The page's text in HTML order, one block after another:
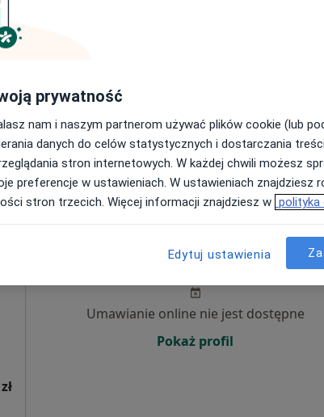
w obszarach bliskich Twojemu wyszukiwaniu.
7 Sie 8 Sie
Ndz,
9 Sie
Umawianie online nie jest dostępne
Pokaż profil
prywatność
nam i naszym partnerom używać plików cookie (lub
danych do celów statystycznych i dostarczania
stron internetowych. W każdej chwili możesz
preferencje w ustawieniach. W ustawieniach znajdziesz
stron trzecich. Więcej informacji znajdziesz w polityka
Edytuj ustawienia